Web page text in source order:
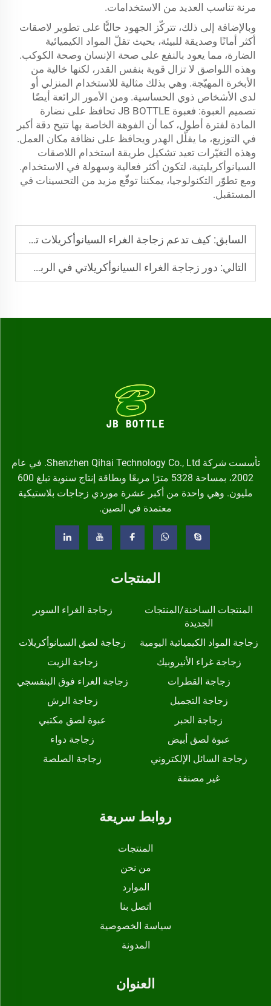
مرنة تناسب العديد من الاستخدامات.
وبالإضافة إلى ذلك، تتركّز الجهود حاليًّا على تطوير لاصقات
أكثر أمانًا وصديقة للبيئة، بحيث تقلّ المواد الكيميائية
الضارة، مما يعود بالنفع على صحة الإنسان وصحة الكوكب.
وهذه اللواصق لا تزال قوية بنفس القدر، لكنها خالية من
الأبخرة المهيّجة. وهي بذلك مثالية للاستخدام المنزلي أو
لدى الأشخاص ذوي الحساسية. ومن الأمور الرائعة أيضًا
تصميم العبوة: فعبوة JB BOTTLE تحافظ على نضارة
المادة لفترة أطول، كما أن الفوهة الخاصة بها تتيح دقة أكبر
في التوزيع، ما يقلّل الهدر ويحافظ على نظافة مكان العمل.
وهذه التغيّرات تعيد تشكيل طريقة استخدام اللاصقات
السيانوأكريليتية، لتكون أكثر فعالية وسهولة في الاستخدام.
ومع تطوّر التكنولوجيا، يمكننا توقّع مزيد من التحسينات في
المستقبل.
السابق: كيف تدعم زجاجة الغراء السيانوأكريلات تطبيقًا نظيفًا وخاليًا من البقايا
التالي: دور زجاجة الغراء السيانوأكريلاتي في الربط الصناعي عالي الدقة
تأسست شركة Shenzhen Qihai Technology Co., Ltd. في عام
2002، بمساحة 5328 مترًا مربعًا وبطاقة إنتاج سنوية تبلغ 600
مليون. وهي واحدة من أكبر عشرة موردي زجاجات بلاستيكية
معتمدة في الصين.
المنتجات
المنتجات الساخنة/المنتجات
الجديدة
زجاجة الغراء السوبر
زجاجة المواد الكيميائية اليومية
زجاجة لصق السيانوأكريلات
زجاجة غراء الأنيروبيك
زجاجة الزيت
زجاجة القطرات
زجاجة الغراء فوق البنفسجي
زجاجة التجميل
زجاجة الرش
زجاجة الحبر
عبوة لصق مكتبي
عبوة لصق أبيض
زجاجة دواء
زجاجة السائل الإلكتروني
زجاجة الصلصة
غير مصنفة
روابط سريعة
المنتجات
من نحن
الموارد
اتصل بنا
سياسة الخصوصية
المدونة
العنوان